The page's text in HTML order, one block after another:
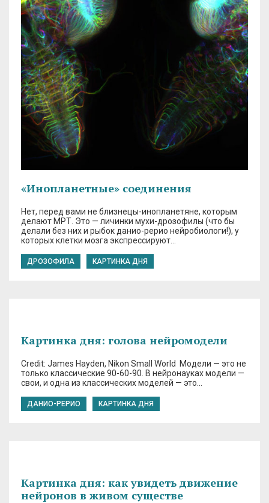
«Инопланетные» соединения
Нет, перед вами не близнецы-инопланетяне, которым
делают МРТ. Это — личинки мухи-дрозофилы (что бы
делали без них и рыбок данио-рерио нейробиологи!), у
которых клетки мозга экспрессируют…
ДРОЗОФИЛА КАРТИНКА ДНЯ
Картинка дня: голова нейромодели
Credit: James Hayden, Nikon Small World Модели — это не
только классические 90-60-90. В нейронауках модели —
свои, и одна из классических моделей — это…
ДАНИО-РЕРИО КАРТИНКА ДНЯ
Картинка дня: как увидеть движение
нейронов в живом существе